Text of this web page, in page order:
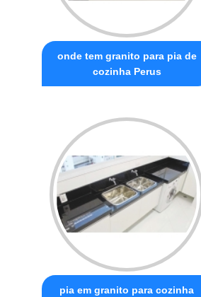
onde tem granito para pia de
cozinha Perus
pia em granito para cozinha